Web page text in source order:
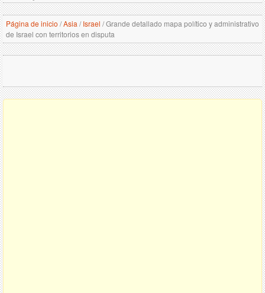
Página de inicio /Asia / Israel /Grande detallado mapa político y administrativo
de Israel con territorios en disputa